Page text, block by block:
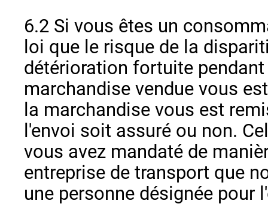
6.2 Si vous êtes un
loi que le risque de la
détérioration fortuite
marchandise vendue vous
la marchandise vous est
l'envoi soit assuré ou non.
vous avez mandaté de
entreprise de transport que
une personne désignée pour